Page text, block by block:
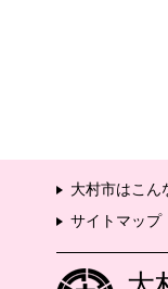
大村市はこん
サイトマップ